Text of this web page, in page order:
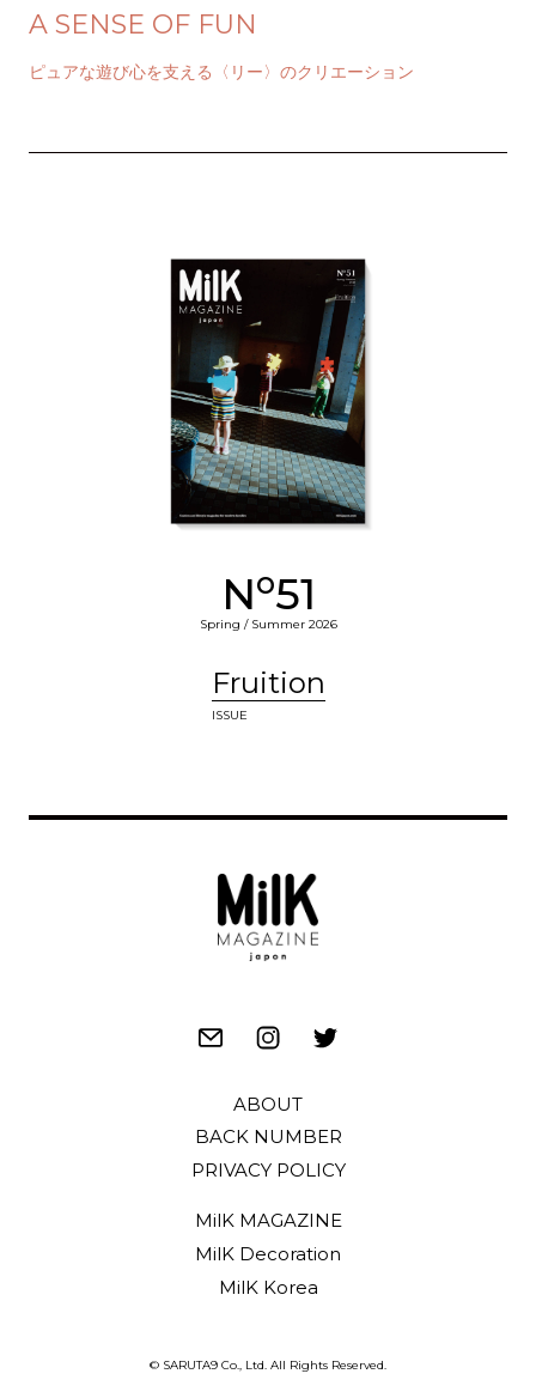
A SENSE OF FUN
ピュアな遊び心を支える〈リー〉のクリエーション
No51
Spring / Summer 2026
Fruition
ISSUE
ABOUT
BACK NUMBER
PRIVACY POLICY
MilK MAGAZINE
MilK Decoration
MilK Korea
© SARUTA9 Co., Ltd. All Rights Reserved.